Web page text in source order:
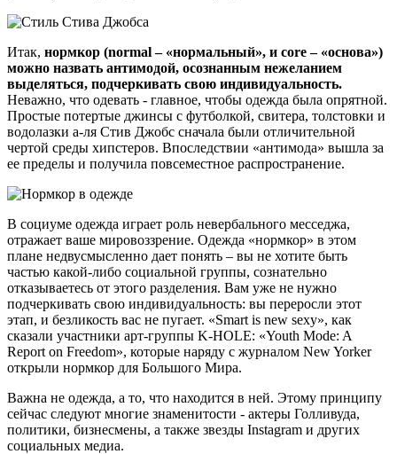
Итак, нормкор (normal – «нормальный», и core – «основа»)
можно назвать антимодой, осознанным нежеланием
выделяться, подчеркивать свою индивидуальность.
Неважно, что одевать - главное, чтобы одежда была опрятной.
Простые потертые джинсы с футболкой, свитера, толстовки и
водолазки а-ля Стив Джобс сначала были отличительной
чертой среды хипстеров. Впоследствии «антимода» вышла за
ее пределы и получила повсеместное распространение.
В социуме одежда играет роль невербального месседжа,
отражает ваше мировоззрение. Одежда «нормкор» в этом
плане недвусмысленно дает понять – вы не хотите быть
частью какой-либо социальной группы, сознательно
отказываетесь от этого разделения. Вам уже не нужно
подчеркивать свою индивидуальность: вы переросли этот
этап, и безликость вас не пугает. «Smart is new sexy», как
сказали участники арт-группы K-HOLE: «Youth Mode: A
Report on Freedom», которые наряду с журналом New Yorker
открыли нормкор для Большого Мира.
Важна не одежда, а то, что находится в ней. Этому принципу
сейчас следуют многие знаменитости - актеры Голливуда,
политики, бизнесмены, а также звезды Instagram и других
социальных медиа.